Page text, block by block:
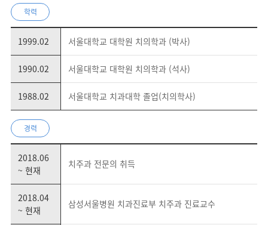
학력
1999.02 서울대학교 대학원 치의학과 (박사)
1990.02 서울대학교 대학원 치의학과 (석사)
1988.02 서울대학교 치과대학 졸업(치의학사)
경력
2018.06
~ 현재
치주과 전문의 취득
2018.04
~ 현재
삼성서울병원 치과진료부 치주과 진료교수